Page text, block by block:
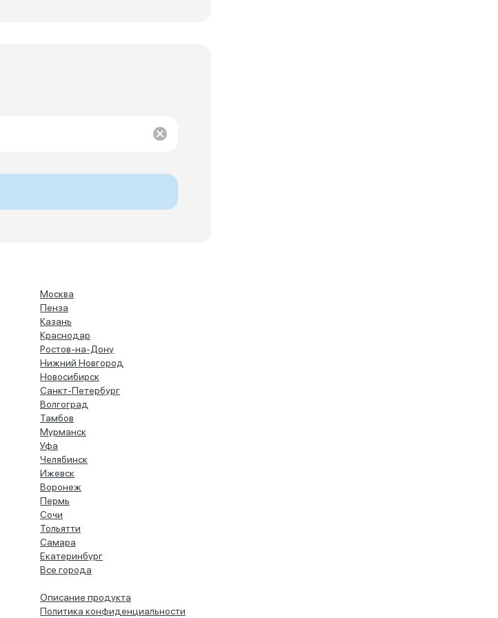
Москва
Пенза
Казань
Краснодар
Ростов-на-Дону
Нижний Новгород
Новосибирск
Санкт-Петербург
Волгоград
Тамбов
Мурманск
Уфа
Челябинск
Ижевск
Воронеж
Пермь
Сочи
Тольятти
Самара
Екатеринбург
Все города
Описание продукта
Политика конфиденциальности